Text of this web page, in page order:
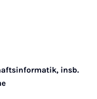
insb.